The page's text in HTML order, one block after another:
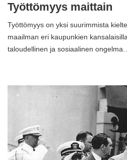
Työttömyys maittain
Työttömyys on yksi suurimmista
maailman eri kaupunkien
taloudellinen ja sosiaalinen